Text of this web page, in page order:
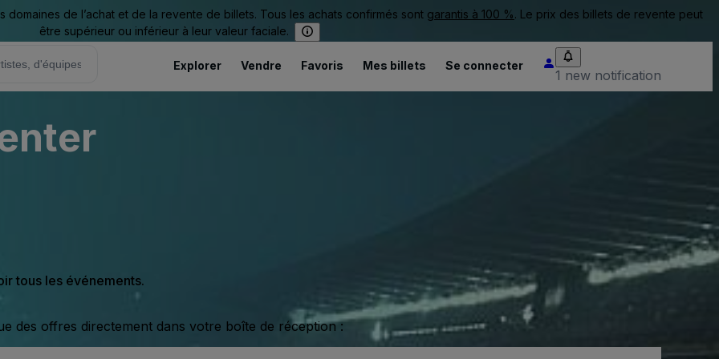
de l’achat et de la revente de billets. Tous les achats confirmés sont garantis à 100 %. Le prix des billets de revente peut
être supérieur ou inférieur à leur valeur faciale.
Explorer Vendre Favoris Mes billets Se connecter
1 new notification
tous les événements.
des offres directement dans votre boîte de réception :